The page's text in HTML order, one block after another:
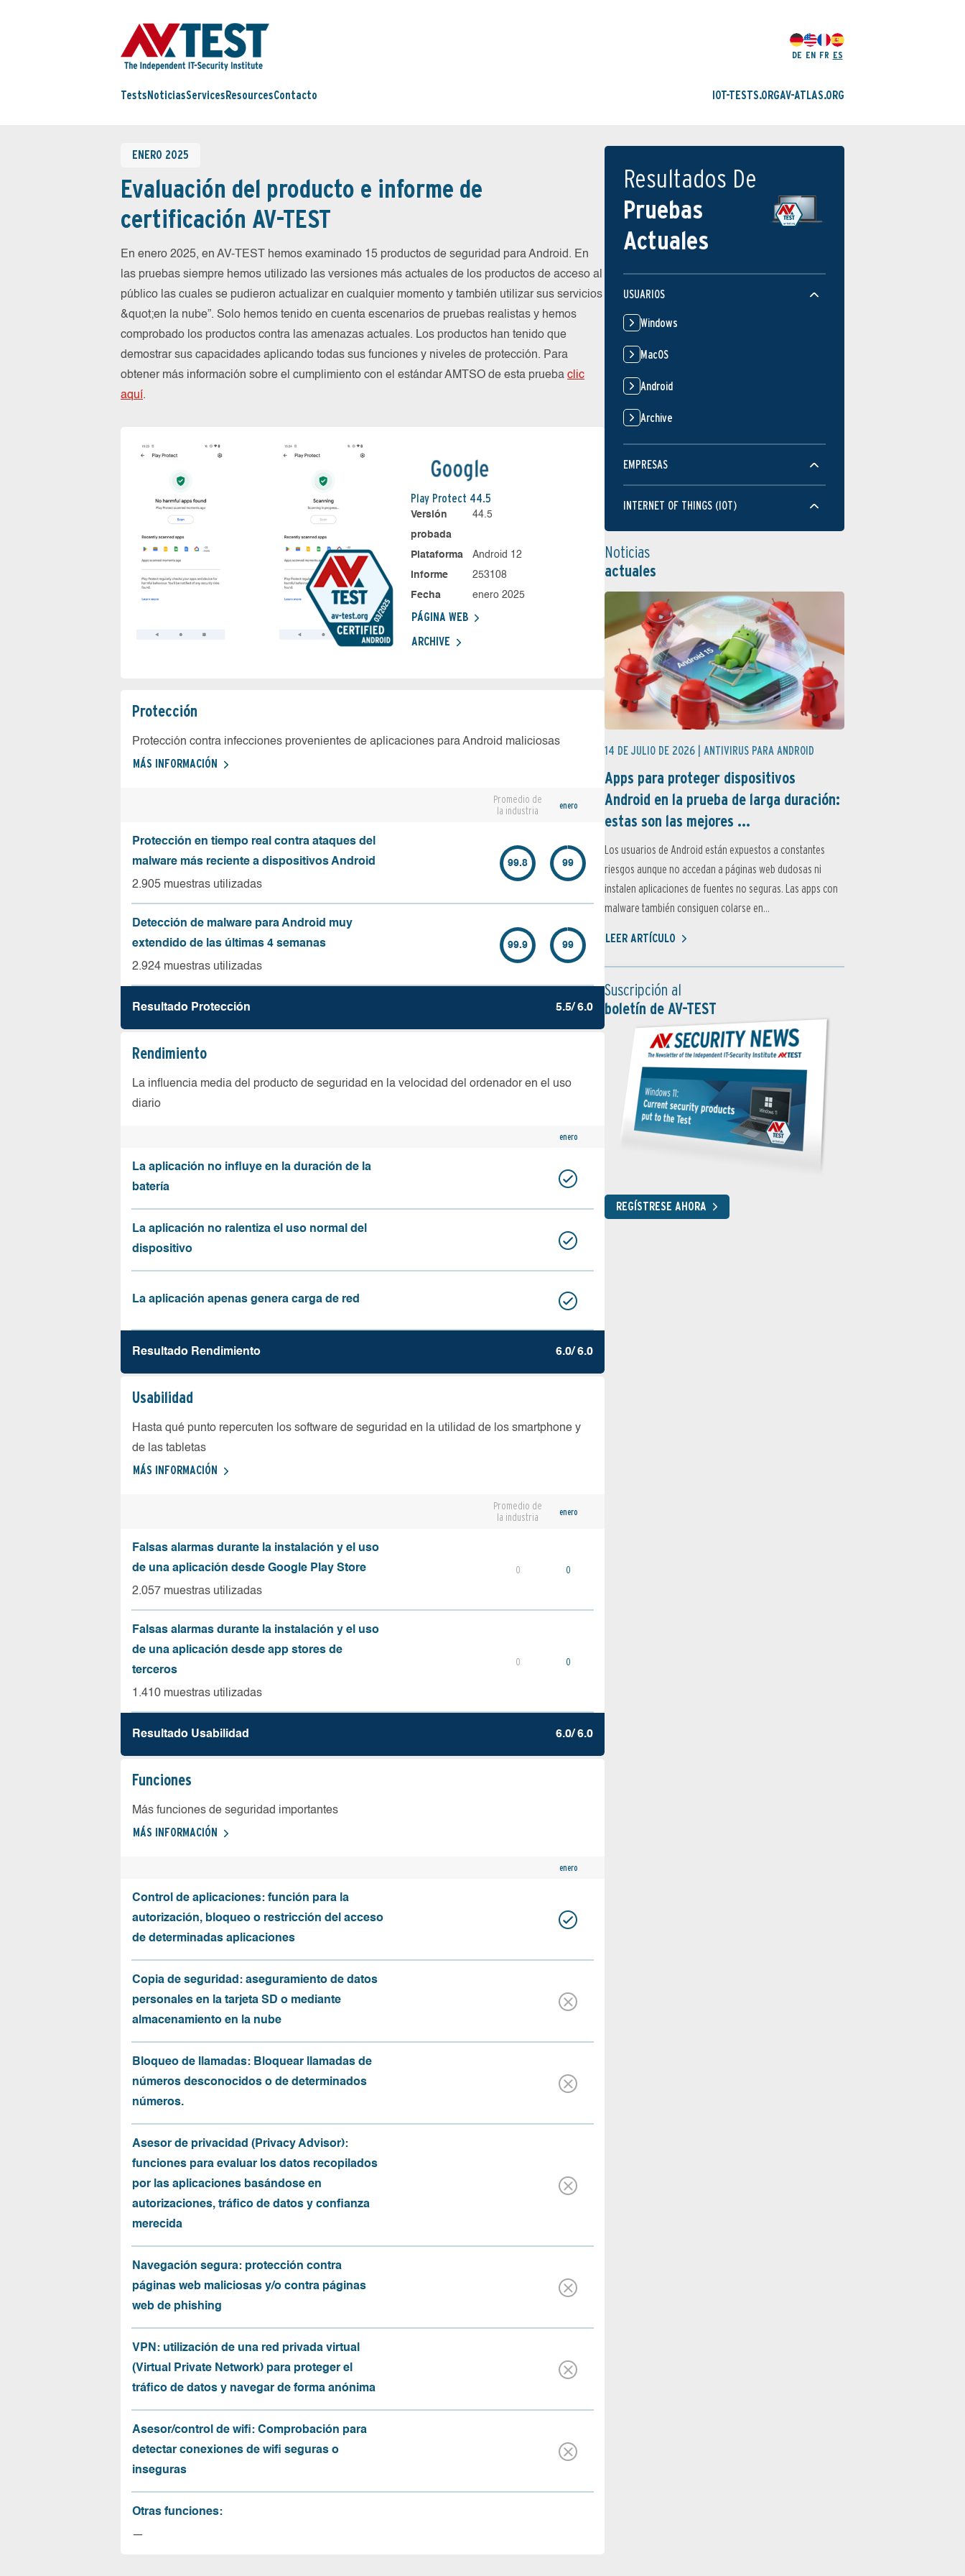
DE EN FR ES
Tests NoticiasServices ResourcesContacto IOT-TESTS.ORGAV-ATLAS.ORG
ENERO 2025
Evaluación del producto e informe de
certificación AV-TEST
En enero 2025, en AV-TEST hemos examinado 15 productos de seguridad para Android. En
las pruebas siempre hemos utilizado las versiones más actuales de los productos de acceso al
público las cuales se pudieron actualizar en cualquier momento y también utilizar sus servicios
&quot;en la nube”. Solo hemos tenido en cuenta escenarios de pruebas realistas y hemos
comprobado los productos contra las amenazas actuales. Los productos han tenido que
demostrar sus capacidades aplicando todas sus funciones y niveles de protección. Para
obtener más información sobre el cumplimiento con el estándar AMTSO de esta prueba clic
aquí.
Play Protect 44.5
Versión
probada
44.5
Plataforma
Android 12
Informe
253108
Fecha
enero 2025
PÁGINA WEB
ARCHIVE
Protección
Protección contra infecciones provenientes de aplicaciones para Android maliciosas
MÁS INFORMACIÓN
Promedio de
la industria
enero
Protección en tiempo real contra ataques del
malware más reciente a dispositivos Android
2.905 muestras utilizadas
99.8 99
Detección de malware para Android muy
extendido de las últimas 4 semanas
2.924 muestras utilizadas
99.9 99
Resultado Protección 5.5/ 6.0
Rendimiento
La influencia media del producto de seguridad en la velocidad del ordenador en el uso
diario
enero
La aplicación no influye en la duración de la
batería
La aplicación no ralentiza el uso normal del
dispositivo
La aplicación apenas genera carga de red
Resultado Rendimiento 6.0/ 6.0
Usabilidad
Hasta qué punto repercuten los software de seguridad en la utilidad de los smartphone y
de las tabletas
MÁS INFORMACIÓN
Promedio de
la industria
enero
Falsas alarmas durante la instalación y el uso
de una aplicación desde Google Play Store
2.057 muestras utilizadas
0 0
Falsas alarmas durante la instalación y el uso
de una aplicación desde app stores de
terceros
1.410 muestras utilizadas
0 0
Resultado Usabilidad 6.0/ 6.0
Funciones
Más funciones de seguridad importantes
MÁS INFORMACIÓN
enero
Control de aplicaciones: función para la
autorización, bloqueo o restricción del acceso
de determinadas aplicaciones
Copia de seguridad: aseguramiento de datos
personales en la tarjeta SD o mediante
almacenamiento en la nube
Bloqueo de llamadas: Bloquear llamadas de
números desconocidos o de determinados
números.
Asesor de privacidad (Privacy Advisor):
funciones para evaluar los datos recopilados
por las aplicaciones basándose en
autorizaciones, tráfico de datos y confianza
merecida
Navegación segura: protección contra
páginas web maliciosas y/o contra páginas
web de phishing
VPN: utilización de una red privada virtual
(Virtual Private Network) para proteger el
tráfico de datos y navegar de forma anónima
Asesor/control de wifi: Comprobación para
detectar conexiones de wifi seguras o
inseguras
Otras funciones:
—
Resultados De
Pruebas
Actuales
USUARIOS
Windows
MacOS
Android
Archive
EMPRESAS
INTERNET OF THINGS (IOT)
Noticias
actuales
14 DE JULIO DE 2026 | ANTIVIRUS PARA ANDROID
Apps para proteger dispositivos
Android en la prueba de larga duración:
estas son las mejores ...
Los usuarios de Android están expuestos a constantes
riesgos aunque no accedan a páginas web dudosas ni
instalen aplicaciones de fuentes no seguras. Las apps con
malware también consiguen colarse en...
LEER ARTÍCULO
Suscripción al
boletín de AV-TEST
REGÍSTRESE AHORA